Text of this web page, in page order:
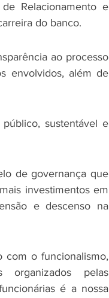
Relacionamento e
do banco.
ao processo
envolvidos, além de
sustentável e
de governança que
investimentos em
e descenso na
com o funcionalismo,
organizados pelas
é a nossa